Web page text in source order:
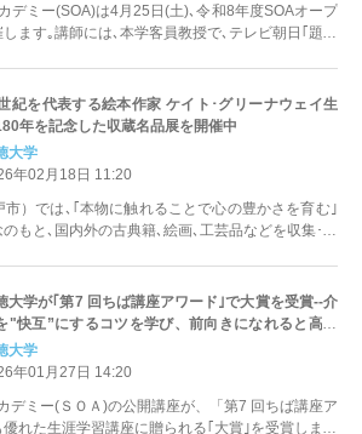
デミー(SOA)は4月25日(土)､令和8年度SOAオープ
ます｡講師には､本学客員教授で､テレビ朝日｢題名
紀を代表する絵本作家 ケイト･グリーナウェイ生
年を記念した収蔵名品展を開催中
大学
年02月18日 11:20
）では､｢本物に触れることで心の豊かさを育む｣
もと､国内外の古典籍､絵画､工芸品などを収集･展
大学が｢第7 回ちば講座アワード｣で大賞を受賞--介
"快互”にするコツを学び、前向きになれると高評
大学
年01月27日 14:20
デミー(ＳＯＡ)の公開講座が、「第7 回ちば講座ア
れた生涯学習講座に贈られる｢大賞｣を受賞しまし